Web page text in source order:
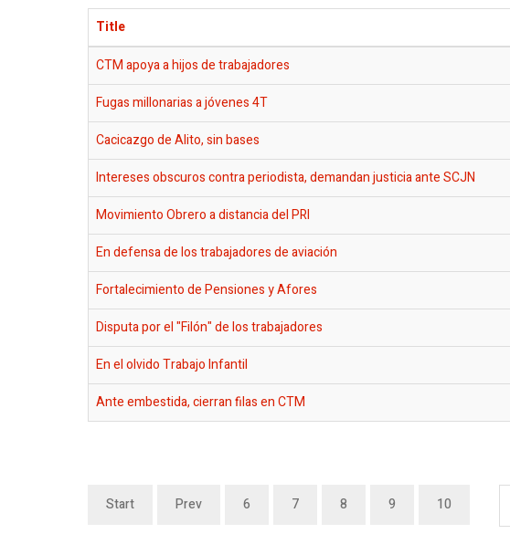
Title
CTM apoya a hijos de trabajadores
Fugas millonarias a jóvenes 4T
Cacicazgo de Alito, sin bases
Intereses obscuros contra periodista, demandan justicia ante SCJN
Movimiento Obrero a distancia del PRI
En defensa de los trabajadores de aviación
Fortalecimiento de Pensiones y Afores
Disputa por el "Filón" de los trabajadores
En el olvido Trabajo Infantil
Ante embestida, cierran filas en CTM
Start Prev 6 7 8 9 10